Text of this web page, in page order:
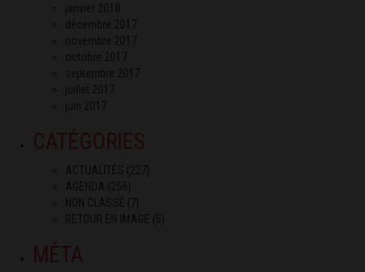
janvier 2018
décembre 2017
novembre 2017
octobre 2017
septembre 2017
juillet 2017
juin 2017
CATÉGORIES
ACTUALITÉS
(227)
AGENDA (256)
NON CLASSÉ (7)
RETOUR EN IMAGE (5)
MÉTA